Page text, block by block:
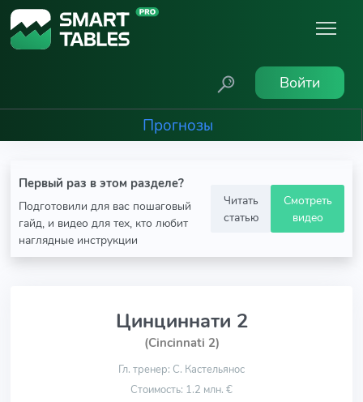
Войти
Прогнозы
Первый раз в этом разделе?
Подготовили для вас пошаговый
гайд, и видео для тех, кто любит
наглядные инструкции
Читать
статью
Смотреть
видео
Цинциннати 2
(Cincinnati 2)
Гл. тренер: С. Кастельянос
Стоимость: 1.2 млн. €